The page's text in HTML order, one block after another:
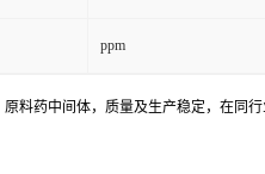
ppm
原料药中间体，质量及生产稳定，在同